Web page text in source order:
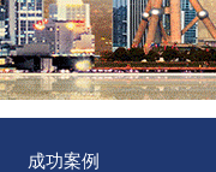
成功案例